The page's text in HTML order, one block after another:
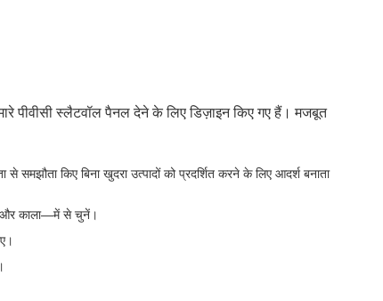
पीवीसी स्लैटवॉल पैनल देने के लिए डिज़ाइन किए गए हैं। मजबूत
किए बिना खुदरा उत्पादों को प्रदर्शित करने के लिए आदर्श बनाता
और काला—में से चुनें।